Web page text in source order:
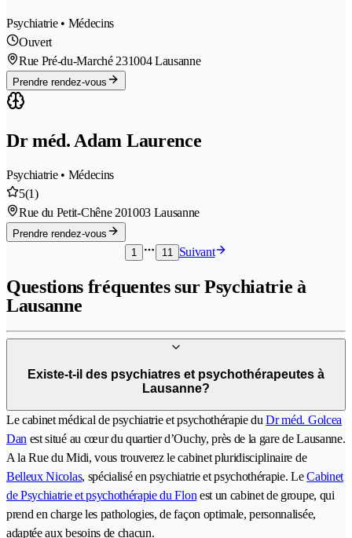
Psychiatrie • Médecins
Ouvert
Rue Pré-du-Marché 231004 Lausanne
Prendre rendez-vous
Dr méd. Adam Laurence
Psychiatrie • Médecins
5(1)
Rue du Petit-Chêne 201003 Lausanne
Prendre rendez-vous
1
11 Suivant
Questions fréquentes sur Psychiatrie à
Lausanne
Existe-t-il des psychiatres et psychothérapeutes à
Lausanne?
Le cabinet médical de psychiatrie et psychothérapie duDr méd. Golcea
Dan est situé au cœur du quartier d’Ouchy, près de la gare de Lausanne.
A la Rue du Midi, vous trouverez le cabinet pluridisciplinaire de
Belleux Nicolas, spécialisé en psychiatrie et psychothérapie. LeCabinet
de Psychiatrie et psychothérapie du Flon est un cabinet de groupe, qui
prend en charge les pathologies, de façon optimale, personnalisée,
adaptée aux besoins de chacun.